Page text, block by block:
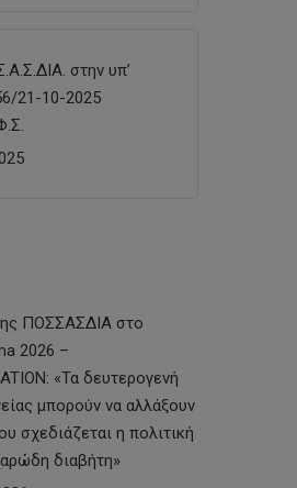
στην υπ’
21-10-2025
ΠΟΣΣΑΣΔΙΑ στο
2026 –
«Τα δευτερογενή
μπορούν να αλλάξουν
σχεδιάζεται η πολιτική
διαβήτη»